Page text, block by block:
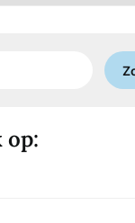
op: